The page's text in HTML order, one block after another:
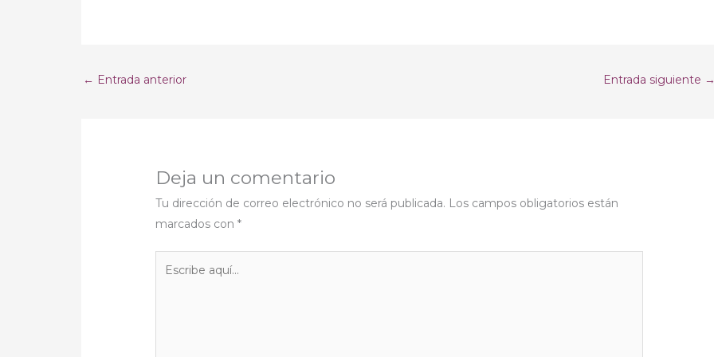
← Entrada anterior Entrada siguiente
Deja un comentario
Tu dirección de correo electrónico no será publicada. Los campos obligatorios están
marcados con*